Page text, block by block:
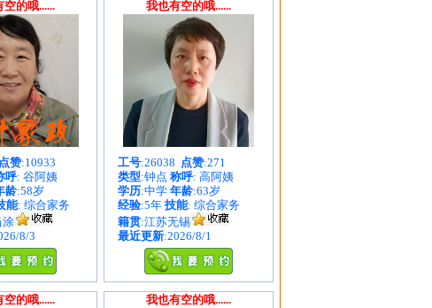
空的哦......
点赞:10933
呼: 谷阿姨
龄:58岁
能: 综合家务
涂
8/3
我也有空的哦......
工号:26038 点赞:271
类型:钟点 称呼: 高阿姨
学历:中学 年龄:63岁
经验:5年 技能: 综合家务
籍贯:江苏无锡
最近更新:2026/8/1
空的哦...... 我也有空的哦......